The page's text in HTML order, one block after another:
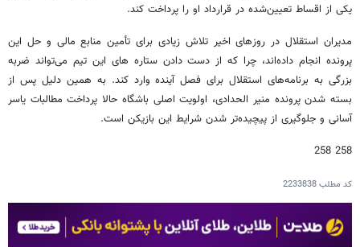
یکی از اقساط تعیین‌شده در قرارداد او را پرداخت کند.
مدیران استقلال در روزهای اخیر تلاش زیادی برای تأمین منابع مالی و حل این
پرونده انجام داده‌اند، چرا که از دست دادن ستاره های این تیم می‌تواند ضربه
بزرگی به برنامه‌های استقلال برای فصل آینده وارد کند. به همین دلیل پس از
بسته شدن پرونده منیر الحدادی، اولویت اصلی باشگاه حالا پرداخت مطالبات یاسر
آسانی و جلوگیری از پیچیده‌تر شدن شرایط این بازیکن است.
258 258
کد مطلب2233838